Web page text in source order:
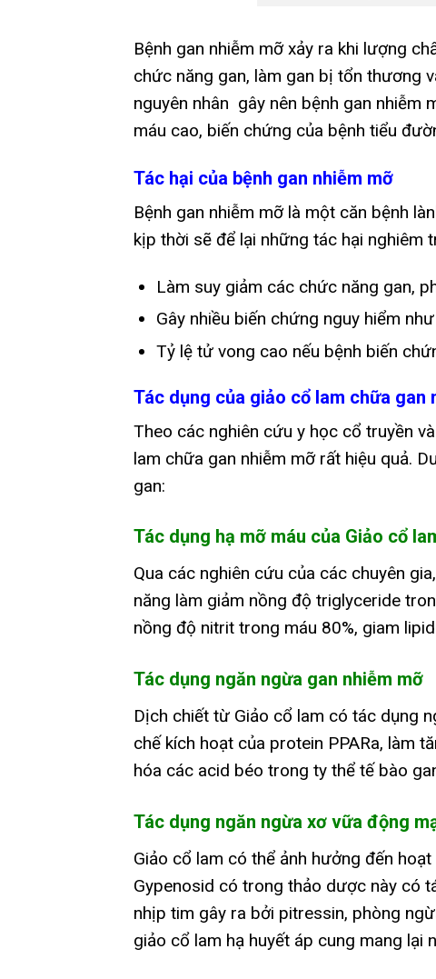
Bệnh gan nhiễm mỡ xảy ra khi lượng
chức năng gan, làm gan bị tổn thương
nguyên nhân gây nên bệnh gan nhiễm
máu cao, biến chứng của bệnh tiểu
Tác hại của bệnh gan nhiễm mỡ
Bệnh gan nhiễm mỡ là một căn bệnh
kịp thời sẽ để lại những tác hại nghiêm
Làm suy giảm các chức năng gan,
Gây nhiều biến chứng nguy hiểm
Tỷ lệ tử vong cao nếu bệnh biến
Tác dụng của giảo cổ lam chữa gan
Theo các nghiên cứu y học cổ truyền
lam chữa gan nhiễm mỡ rất hiệu quả.
gan:
Tác dụng hạ mỡ máu của Giảo cổ
Qua các nghiên cứu của các chuyên
năng làm giảm nồng độ triglyceride
nồng độ nitrit trong máu 80%, giam
Tác dụng ngăn ngừa gan nhiễm mỡ
Dịch chiết từ Giảo cổ lam có tác dụng
chế kích hoạt của protein PPARa, làm
hóa các acid béo trong ty thể tế bào
Tác dụng ngăn ngừa xơ vữa động
Giảo cổ lam có thể ảnh hưởng đến
Gypenosid có trong thảo dược này có
nhịp tim gây ra bởi pitressin, phòng
giảo cổ lam hạ huyết áp cung mang lại